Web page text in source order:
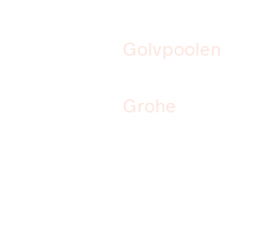
Golvpoolen
Grohe